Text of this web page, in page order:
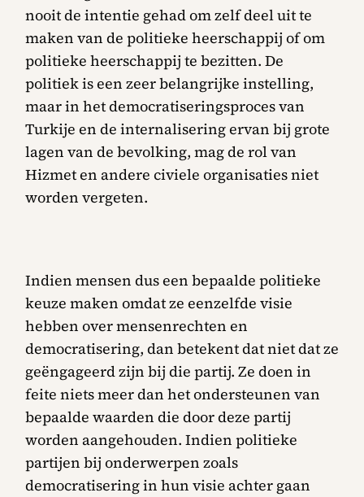
nooit de intentie gehad om zelf deel uit te
maken van de politieke heerschappij of om
politieke heerschappij te bezitten. De
politiek is een zeer belangrijke instelling,
maar in het democratiseringsproces van
Turkije en de internalisering ervan bij grote
lagen van de bevolking, mag de rol van
Hizmet en andere civiele organisaties niet
worden vergeten.
Indien mensen dus een bepaalde politieke
keuze maken omdat ze eenzelfde visie
hebben over mensenrechten en
democratisering, dan betekent dat niet dat ze
geëngageerd zijn bij die partij. Ze doen in
feite niets meer dan het ondersteunen van
bepaalde waarden die door deze partij
worden aangehouden. Indien politieke
partijen bij onderwerpen zoals
democratisering in hun visie achter gaan